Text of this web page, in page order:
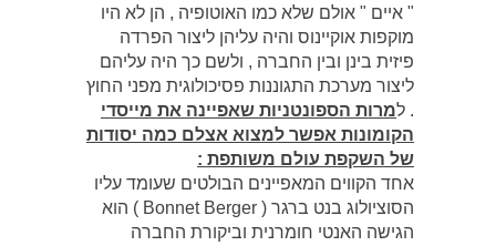
" איים " אולם שלא כמו האוטופיה , הן לא היו
מוקפות אוקיינוס והיה עליהן ליצור הפרדה
פיזית בינן ובין החברה , ולשם כך היה עליהם
ליצור מערכת התגוננות פסיכולוגית מפני החוץ
. למרות הספונטניות שאפיינה את מייסדי
הקומונות אפשר למצוא אצלם כמה יסודות
של השקפת עולם משותפת :
אחד הקווים המאפיינים הבולטים שעומד עליו
הסוציולוג בנט ברגר ( Bonnet Berger ) הוא
הגישה האנטי חומרנית וביקורת החברה